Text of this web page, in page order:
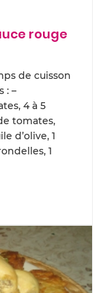
rouge
de cuisson
: –
4 à 5
tomates,
d’olive, 1
1